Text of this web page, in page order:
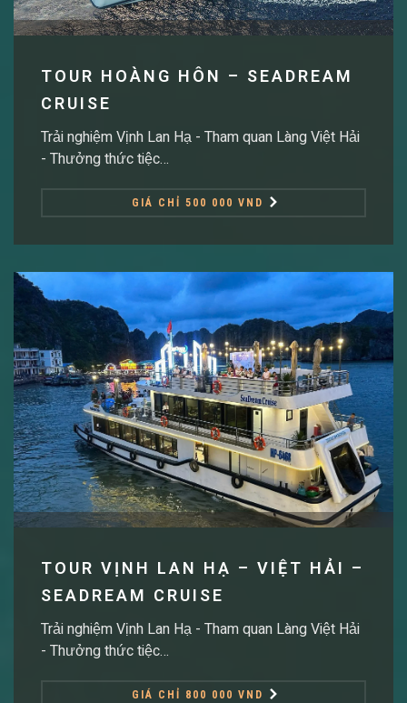
TOUR HOÀNG HÔN – SEADREAM
CRUISE
Trải nghiệm Vịnh Lan Hạ - Tham quan Làng Việt Hải
- Thưởng thức tiệc…
GIÁ CHỈ 500 000 VND
TOUR VỊNH LAN HẠ – VIỆT HẢI –
SEADREAM CRUISE
Trải nghiệm Vịnh Lan Hạ - Tham quan Làng Việt Hải
- Thưởng thức tiệc…
GIÁ CHỈ 800 000 VND